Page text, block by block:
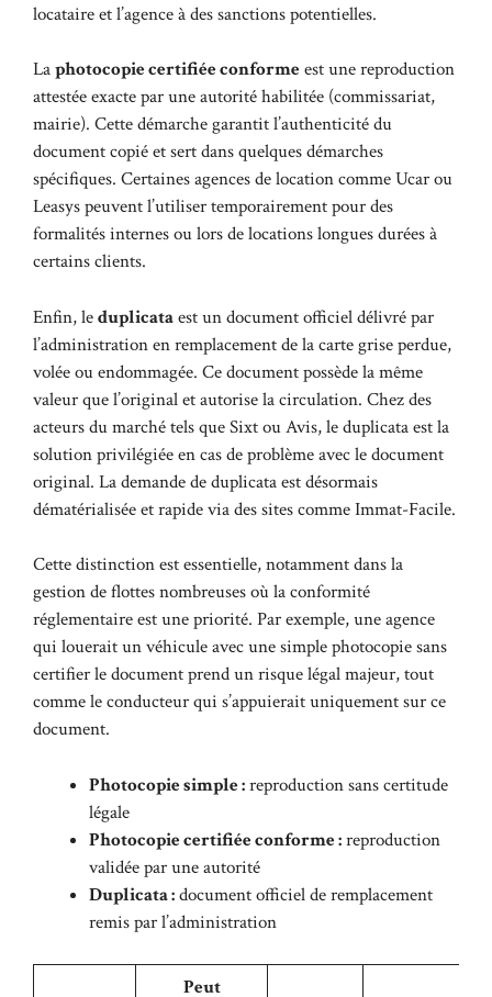
locataire et l’agence à des sanctions potentielles.
Laphotocopie certifiée conformeest une reproduction
attestée exacte par une autorité habilitée (commissariat,
mairie). Cette démarche garantit l’authenticité du
document copié et sert dans quelques démarches
spécifiques. Certaines agences de location comme Ucar ou
Leasys peuvent l’utiliser temporairement pour des
formalités internes ou lors de locations longues durées à
certains clients.
Enfin, leduplicataest un document officiel délivré par
l’administration en remplacement de la carte grise perdue,
volée ou endommagée. Ce document possède la même
valeur que l’original et autorise la circulation. Chez des
acteurs du marché tels que Sixt ou Avis, le duplicata est la
solution privilégiée en cas de problème avec le document
original. La demande de duplicata est désormais
dématérialisée et rapide via des sites commeImmat-Facile.
Cette distinction est essentielle, notamment dans la
gestion de flottes nombreuses où la conformité
réglementaire est une priorité. Par exemple, une agence
qui louerait un véhicule avec une simple photocopie sans
certifier le document prend un risque légal majeur, tout
comme le conducteur qui s’appuierait uniquement sur ce
document.
Photocopie simple :reproduction sans certitude
légale
Photocopie certifiée conforme :reproduction
validée par une autorité
Duplicata :document officiel de remplacement
remis par l’administration
Peut